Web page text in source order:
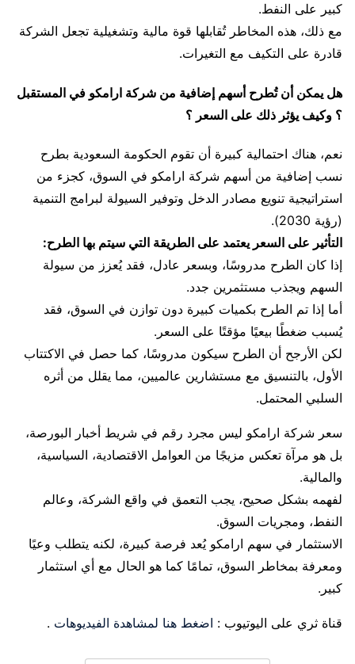
كبير على النفط.
مع ذلك، هذه المخاطر تُقابلها قوة مالية وتشغيلية تجعل الشركة
قادرة على التكيف مع التغيرات.
هل يمكن أن تُطرح أسهم إضافية من شركة ارامكو في المستقبل
؟ وكيف يؤثر ذلك على السعر ؟
نعم، هناك احتمالية كبيرة أن تقوم الحكومة السعودية بطرح
نسب إضافية من أسهم شركة ارامكو في السوق، كجزء من
استراتيجية تنويع مصادر الدخل وتوفير السيولة لبرامج التنمية
(رؤية 2030).
التأثير على السعر يعتمد على الطريقة التي سيتم بها الطرح:
إذا كان الطرح مدروسًا، وبسعر عادل، فقد يُعزز من سيولة
السهم ويجذب مستثمرين جدد.
أما إذا تم الطرح بكميات كبيرة دون توازن في السوق، فقد
يُسبب ضغطًا بيعيًا مؤقتًا على السعر.
لكن الأرجح أن الطرح سيكون مدروسًا، كما حصل في الاكتتاب
الأول، بالتنسيق مع مستشارين عالميين، مما يقلل من أثره
السلبي المحتمل.
سعر شركة ارامكو ليس مجرد رقم في شريط أخبار البورصة،
بل هو مرآة تعكس مزيجًا من العوامل الاقتصادية، السياسية،
والمالية.
لفهمه بشكل صحيح، يجب التعمق في واقع الشركة، وعالم
النفط، ومجريات السوق.
الاستثمار في سهم ارامكو يُعد فرصة كبيرة، لكنه يتطلب وعيًا
ومعرفة بمخاطر السوق، تمامًا كما هو الحال مع أي استثمار
كبير.
قناة ثري على اليوتيوب : اضغط هنا لمشاهدة الفيديوهات .